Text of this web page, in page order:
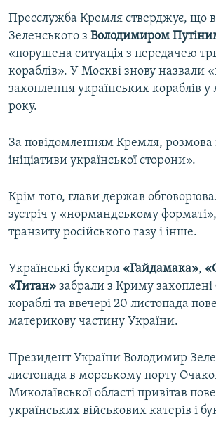
Пресслужба Кремля стверджує, що
Зеленського з Володимиром
«порушена ситуація з передачею
кораблів». У Москві знову назвали
захоплення українських кораблів у
року.
За повідомленням Кремля, розмова
ініціативи української сторони».
Крім того, глави держав
зустріч у «нормандському
транзиту російського газу і інше.
Українські буксири «Гайдамака»,
«Титан» забрали з Криму захоплені
кораблі та ввечері 20 листопада
материкову частину України.
Президент України Володимир
листопада в морському порту
Миколаївської області привітав
українських військових катерів і